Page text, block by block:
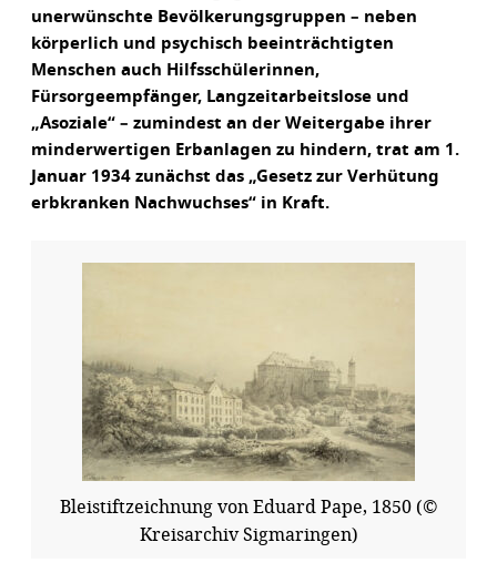
unerwünschte Bevölkerungsgruppen – neben
körperlich und psychisch beeinträchtigten
Menschen auch Hilfsschülerinnen,
Fürsorgeempfänger, Langzeitarbeitslose und
„Asoziale“ – zumindest an der Weitergabe ihrer
minderwertigen Erbanlagen zu hindern, trat am 1.
Januar 1934 zunächst das „Gesetz zur Verhütung
erbkranken Nachwuchses“ in Kraft.
Bleistiftzeichnung von Eduard Pape, 1850 (©
Kreisarchiv Sigmaringen)